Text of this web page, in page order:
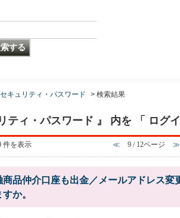
セキュリティ・パスワード > 検索結果
ティ・パスワード 』 内を 「 ログ
件を表示 ≪ 9 / 12ページ ≫
商品仲介口座も出金／メールアドレス
か。